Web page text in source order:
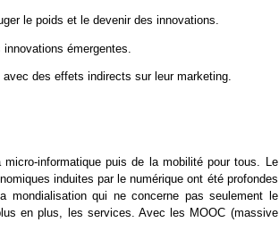
le poids et le devenir des innovations.
émergentes.
avec des effets indirects sur leur marketing.
informatique puis de la mobilité pour tous. Le
induites par le numérique ont été profondes
qui ne concerne pas seulement le
en plus, les services. Avec les MOOC (massive